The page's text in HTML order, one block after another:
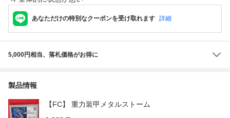
あなただけの特別なクーポンを受け取れます 詳細
5,000円相当、落札価格がお得に
製品情報
【FC】 重力装甲メタルストーム